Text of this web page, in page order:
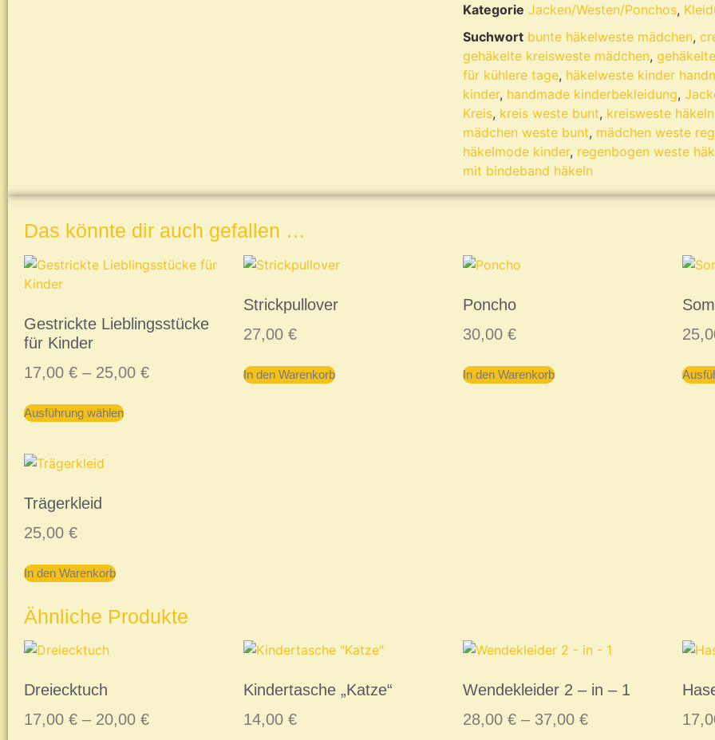
Kategorie Jacken/Westen/Ponchos,
Suchwort bunte häkelweste mädchen,
gehäkelte kreisweste mädchen,
für kühlere tage, häkelweste kinder
kinder, handmade kinderbekleidung,
Kreis, kreis weste bunt, kreisweste
mädchen weste bunt, mädchen weste
häkelmode kinder, regenbogen weste
mit bindeband häkeln
Das könnte dir auch gefallen …
Gestrickte Lieblingsstücke
für Kinder
17,00 € – 25,00 €
Ausführung wählen
Strickpullover
27,00 €
In den Warenkorb
Poncho
30,00 €
In den Warenkorb
Trägerkleid
25,00 €
In den Warenkorb
Ähnliche Produkte
Dreiecktuch
17,00 € – 20,00 €
Kindertasche „Katze“
14,00 €
Wendekleider 2 – in – 1
28,00 € – 37,00 €